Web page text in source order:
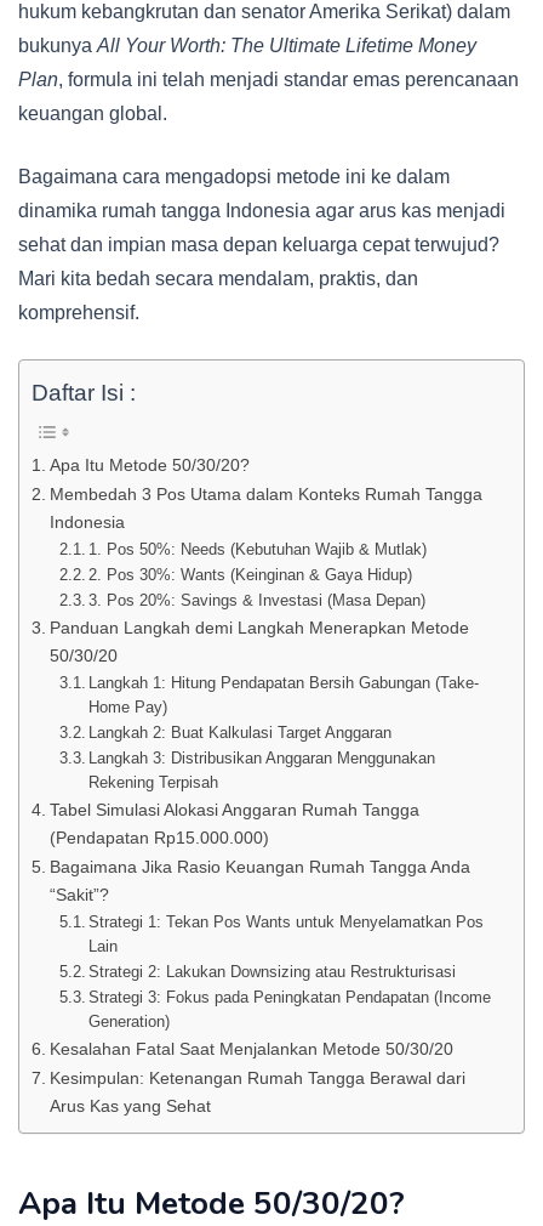
hukum kebangkrutan dan senator Amerika Serikat) dalam
bukunya All Your Worth: The Ultimate Lifetime Money
Plan, formula ini telah menjadi standar emas perencanaan
keuangan global.
Bagaimana cara mengadopsi metode ini ke dalam
dinamika rumah tangga Indonesia agar arus kas menjadi
sehat dan impian masa depan keluarga cepat terwujud?
Mari kita bedah secara mendalam, praktis, dan
komprehensif.
Daftar Isi :
Apa Itu Metode 50/30/20?
Membedah 3 Pos Utama dalam Konteks Rumah Tangga
Indonesia
1. Pos 50%: Needs (Kebutuhan Wajib & Mutlak)
2. Pos 30%: Wants (Keinginan & Gaya Hidup)
3. Pos 20%: Savings & Investasi (Masa Depan)
Panduan Langkah demi Langkah Menerapkan Metode
50/30/20
Langkah 1: Hitung Pendapatan Bersih Gabungan (Take-
Home Pay)
Langkah 2: Buat Kalkulasi Target Anggaran
Langkah 3: Distribusikan Anggaran Menggunakan
Rekening Terpisah
Tabel Simulasi Alokasi Anggaran Rumah Tangga
(Pendapatan Rp15.000.000)
Bagaimana Jika Rasio Keuangan Rumah Tangga Anda
“Sakit”?
Strategi 1: Tekan Pos Wants untuk Menyelamatkan Pos
Lain
Strategi 2: Lakukan Downsizing atau Restrukturisasi
Strategi 3: Fokus pada Peningkatan Pendapatan (Income
Generation)
Kesalahan Fatal Saat Menjalankan Metode 50/30/20
Kesimpulan: Ketenangan Rumah Tangga Berawal dari
Arus Kas yang Sehat
Apa Itu Metode 50/30/20?